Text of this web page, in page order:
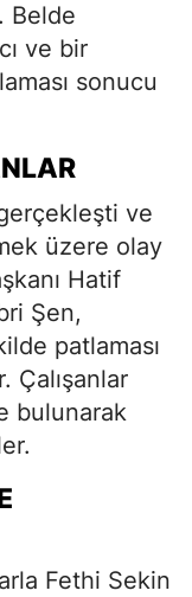
Belde
ve bir
sonucu
ve
üzere olay
Hatif
Şen,
patlaması
Çalışanlar
bulunarak
Fethi Sekin